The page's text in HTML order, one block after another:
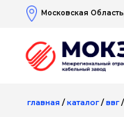
Московская
главная /каталог/ввг